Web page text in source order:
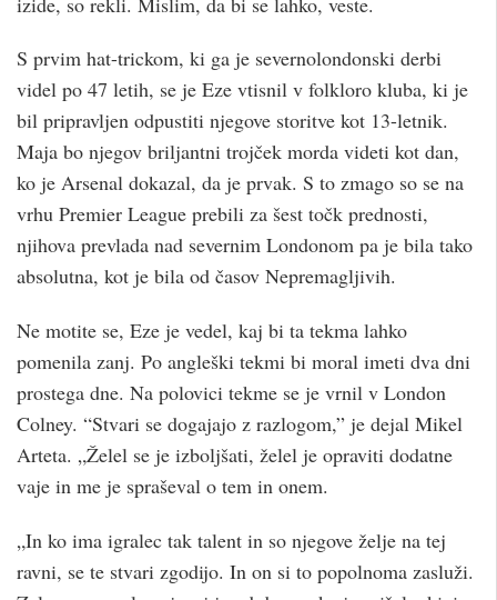
S prvim hat-trickom, ki ga je severnolondonski derbi
videl po 47 letih, se je Eze vtisnil v folkloro kluba, ki je
bil pripravljen odpustiti njegove storitve kot 13-letnik.
Maja bo njegov briljantni trojček morda videti kot dan,
ko je Arsenal dokazal, da je prvak. S to zmago so se na
vrhu Premier League prebili za šest točk prednosti,
njihova prevlada nad severnim Londonom pa je bila tako
absolutna, kot je bila od časov Nepremagljivih.
Ne motite se, Eze je vedel, kaj bi ta tekma lahko
pomenila zanj. Po angleški tekmi bi moral imeti dva dni
prostega dne. Na polovici tekme se je vrnil v London
Colney. “Stvari se dogajajo z razlogom,” je dejal Mikel
Arteta. „Želel se je izboljšati, želel je opraviti dodatne
vaje in me je spraševal o tem in onem.
„In ko ima igralec tak talent in so njegove želje na tej
ravni, se te stvari zgodijo. In on si to popolnoma zasluži.